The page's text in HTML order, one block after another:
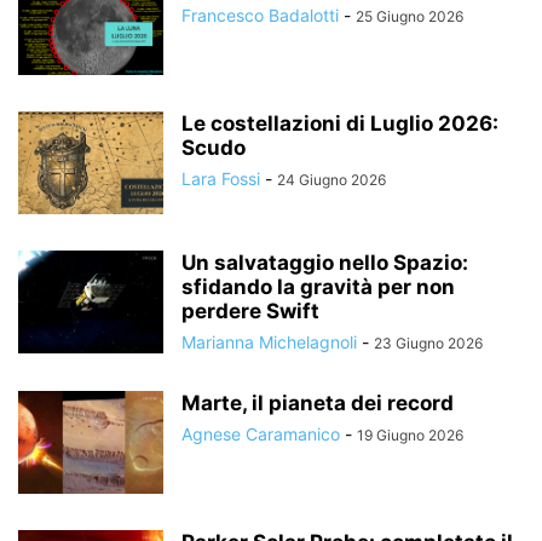
Francesco Badalotti - 25 Giugno 2026
Le costellazioni di Luglio 2026:
Scudo
Lara Fossi - 24 Giugno 2026
Un salvataggio nello Spazio:
sfidando la gravità per non
perdere Swift
Marianna Michelagnoli - 23 Giugno 2026
Marte, il pianeta dei record
Agnese Caramanico - 19 Giugno 2026